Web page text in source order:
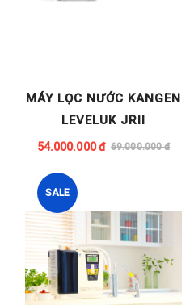
MÁY LỌC NƯỚC KANGEN
LEVELUK JRII
54.000.000 đ 69.000.000 đ
SALE